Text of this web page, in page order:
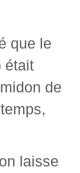
que le
était
de
laisse